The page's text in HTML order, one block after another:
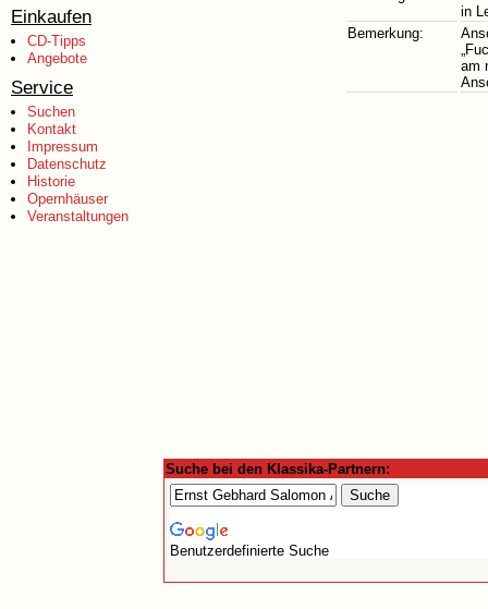
Einkaufen
CD-Tipps
Angebote
Service
Suchen
Kontakt
Impressum
Datenschutz
Historie
Opernhäuser
Veranstaltungen
in
Bemerkung:
am
Suche bei den Klassika-Partnern:
Benutzerdefinierte Suche